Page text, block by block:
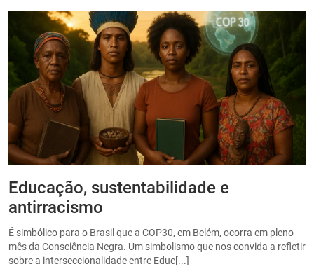
Educação, sustentabilidade e
antirracismo
É simbólico para o Brasil que a COP30, em Belém, ocorra em pleno
mês da Consciência Negra. Um simbolismo que nos convida a refletir
sobre a interseccionalidade entre Educ[...]